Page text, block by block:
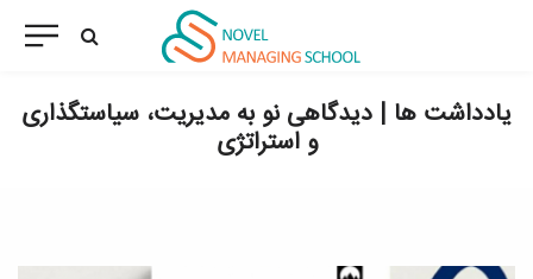
یادداشت ها | دیدگاهی نو به مدیریت، سیاستگذاری
و استراتژی